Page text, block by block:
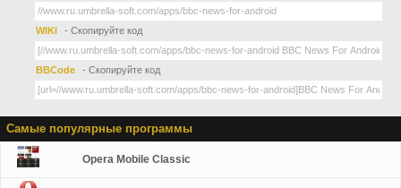
WIKI - Скопируйте код
BBCode - Скопируйте код
Самые популярные программы
Opera Mobile Classic